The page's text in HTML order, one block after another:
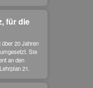
für die
20 Jahren
Sie
an den
21.